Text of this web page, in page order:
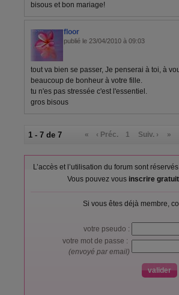
bisous et bon mariage!
floor
publié le 23/04/2010 à 09:03
tout va bien se passer, Je penserai à toi, à
beaucoup de bonheur à votre fille.
tu n'es pas stressée c'est l'essentiel.
gros bisous
1 - 7 de 7 « ‹ Préc. 1 Suiv. › »
L’accès et l’utilisation du forum sont
Vous pouvez vous inscrire
Si vous êtes déjà membre,
votre pseudo :
votre mot de passe :
(envoyé par email)